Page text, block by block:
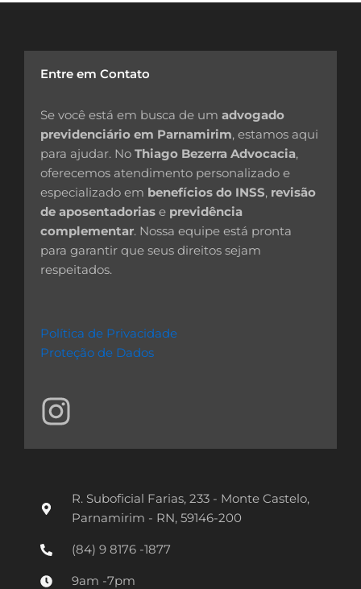
Entre em Contato
Se você está em busca de um advogado
previdenciário em Parnamirim, estamos aqui
para ajudar. No Thiago Bezerra Advocacia,
oferecemos atendimento personalizado e
especializado em benefícios do INSS, revisão
de aposentadorias e previdência
complementar. Nossa equipe está pronta
para garantir que seus direitos sejam
respeitados.
Política de Privacidade
Proteção de Dados
I
n
s
g
R. Suboficial Farias, 233 - Monte Castelo,
Parnamirim - RN, 59146-200
(84) 9 8176 -1877
9am -7pm